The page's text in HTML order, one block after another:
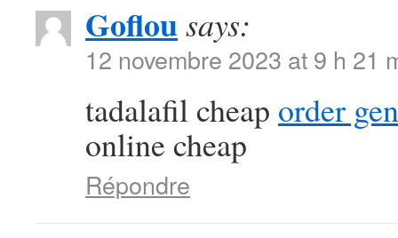
Goflousays:
12 novembre 2023 at 9 h 21
tadalafil cheap order
online cheap
Répondre